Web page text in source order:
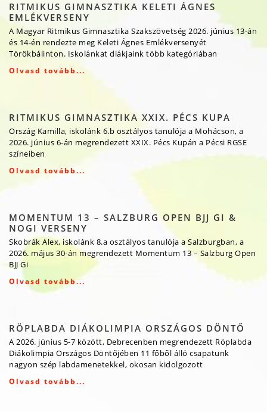
RITMIKUS GIMNASZTIKA KELETI ÁGNES
EMLÉKVERSENY
A Magyar Ritmikus Gimnasztika Szakszövetség 2026. június 13-án
és 14-én rendezte meg Keleti Ágnes Emlékversenyét
Törökbálinton. Iskolánkat diákjaink több kategóriában
Olvasd tovább...
RITMIKUS GIMNASZTIKA XXIX. PÉCS KUPA
Ország Kamilla, iskolánk 6.b osztályos tanulója a Mohácson, a
2026. június 6-án megrendezett XXIX. Pécs Kupán a Pécsi RGSE
színeiben
Olvasd tovább...
MOMENTUM 13 – SALZBURG OPEN BJJ GI &
NOGI VERSENY
Skobrák Alex, iskolánk 8.a osztályos tanulója a Salzburgban, a
2026. május 30-án megrendezett Momentum 13 – Salzburg Open
BJJ Gi
Olvasd tovább...
RÖPLABDA DIÁKOLIMPIA ORSZÁGOS DÖNTŐ
A 2026. június 5-7 között, Debrecenben megrendezett Röplabda
Diákolimpia Országos Döntőjében 11 főből álló csapatunk
nagyon szép labdamenetekkel, okosan kidolgozott
Olvasd tovább...